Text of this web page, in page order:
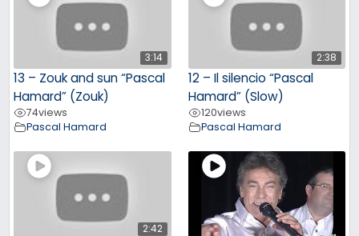
3:14
13 – Zouk and sun “Pascal
Hamard” (Zouk)
74views
Pascal Hamard
2:38
12 – Il silencio “Pascal
Hamard” (Slow)
120views
Pascal Hamard
2:42